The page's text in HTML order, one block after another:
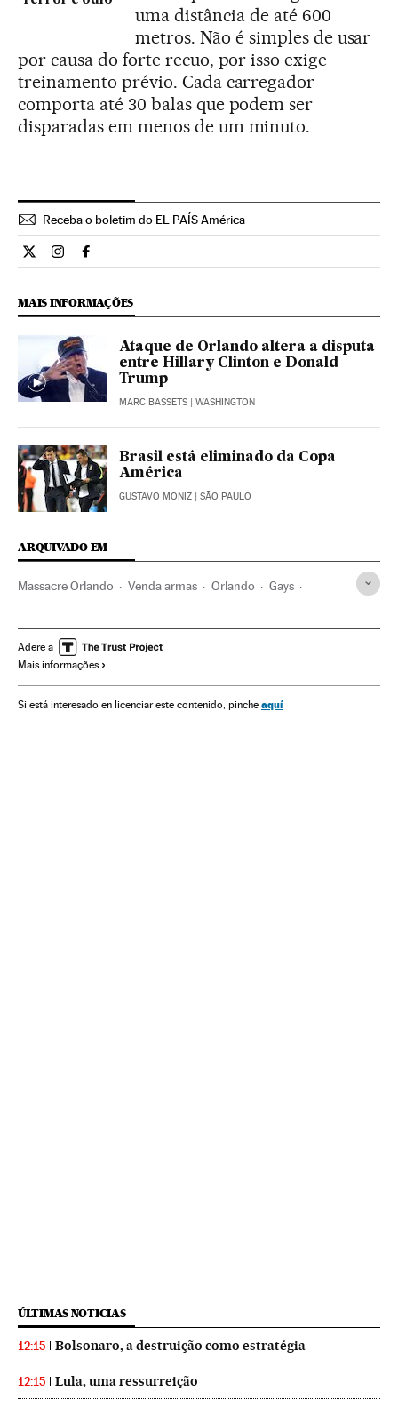
uma distância de até 600
metros. Não é simples de usar
por causa do forte recuo, por isso exige
treinamento prévio. Cada carregador
comporta até 30 balas que podem ser
disparadas em menos de um minuto.
Receba o boletim do EL PAÍS América
Internacional El País Brasil en Twitter
Internacional El País Brasil en Instagram
Internacional El País Brasil en Facebook
MAIS INFORMAÇÕES
Ataque de Orlando altera a disputa
entre Hillary Clinton e Donald
Trump
MARC BASSETS | WASHINGTON
Brasil está eliminado da Copa
América
GUSTAVO MONIZ | SÃO PAULO
ARQUIVADO EM
Massacre Orlando Venda armas Orlando Gays
Islamofobia Flórida Estado Islâmico
Controle armas
Assassinatos múltiplos Atentados terroristas
Adere a
Mais informações
Si está interesado en licenciar este contenido, pinche aquí
ÚLTIMAS NOTICIAS
12:15 Bolsonaro, a destruição como estratégia
12:15 Lula, uma ressurreição